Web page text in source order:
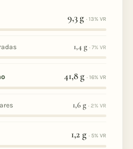
9,3 g · 13% VR
1,4 g · 7% VR
41,8 g · 16% VR
1,6 g · 2% VR
1,2 g · 5% VR